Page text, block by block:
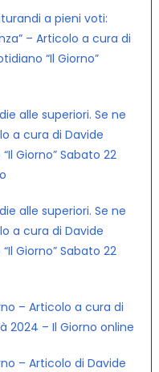
a pieni voti:
– Articolo a cura di
“Il Giorno”
alle superiori. Se ne
a cura di Davide
Giorno” Sabato 22
alle superiori. Se ne
a cura di Davide
Giorno” Sabato 22
– Articolo a cura di
2024 – Il Giorno online
– Articolo di Davide